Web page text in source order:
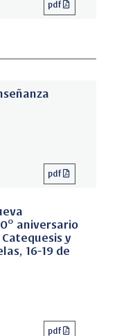
pdf
pdf
aniversario
y
16-19 de
pdf